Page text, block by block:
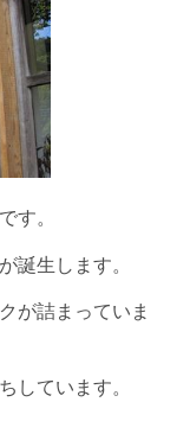
す。
誕生します。
が詰まっていま
しています。